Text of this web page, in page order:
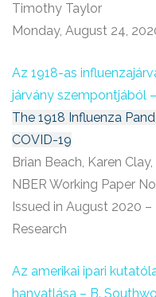
Timothy Taylor
Monday, August 24,
Az 1918-as
járvány szempontjából
The 1918 Influenza
COVID-19
Brian Beach, Karen
NBER Working Paper
Issued in August 2020
Research
Az amerikai ipari
hanyatlása – B.